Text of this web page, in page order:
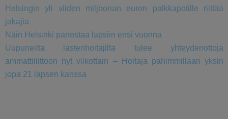
Helsingin yli viiden miljoonan euron palkkapotille riittää
jakajia
Näin Helsinki panostaa lapsiin ensi vuonna
Uupuneilta lastenhoitajilta tulee yhteydenottoja
ammattiliittoon nyt viikottain – Hoitaja pahimmillaan yksin
jopa 21 lapsen kanssa